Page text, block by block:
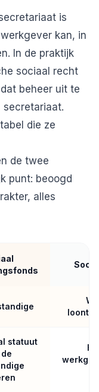
is
kan, in
In de praktijk
sociaal recht
beheer uit te
secretariaat.
die ze
de twee
punt: beoogd
alles
statuut